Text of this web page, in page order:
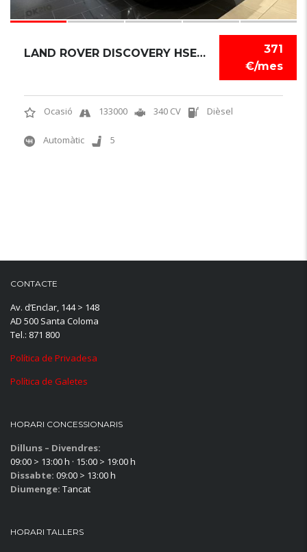
371
€/mes
LAND ROVER DISCOVERY HSE 2017
Ocasió 133000 340 CV Dièsel
Automàtic 5
CONTACTE
Av. d’Enclar, 144 > 148
AD 500 Santa Coloma
Tel.: 871 800
Política de Privadesa
Política de Galetes
HORARI CONCESSIONARIS
Dilluns – Divendres:
09:00 > 13:00 h · 15:00 > 19:00 h
Dissabte: 09:00 > 13:00 h
Diumenge: Tancat
HORARI TALLERS